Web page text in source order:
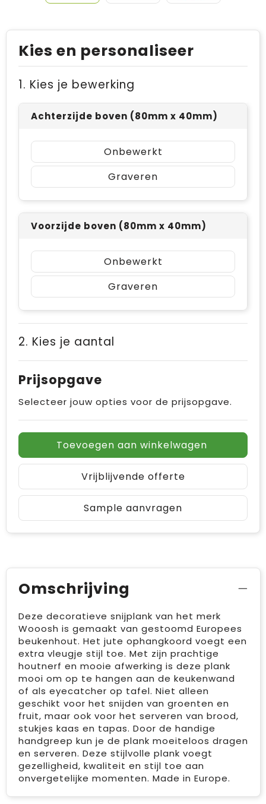
Kies en personaliseer
1. Kies je bewerking
Achterzijde boven (80mm x 40mm)
Onbewerkt
Graveren
Voorzijde boven (80mm x 40mm)
Onbewerkt
Graveren
2. Kies je aantal
Prijsopgave
Selecteer jouw opties voor de prijsopgave.
Toevoegen aan winkelwagen
Vrijblijvende offerte
Sample aanvragen
Omschrijving
Deze decoratieve snijplank van het merk
Wooosh is gemaakt van gestoomd Europees
beukenhout. Het jute ophangkoord voegt een
extra vleugje stijl toe. Met zijn prachtige
houtnerf en mooie afwerking is deze plank
mooi om op te hangen aan de keukenwand
of als eyecatcher op tafel. Niet alleen
geschikt voor het snijden van groenten en
fruit, maar ook voor het serveren van brood,
stukjes kaas en tapas. Door de handige
handgreep kun je de plank moeiteloos dragen
en serveren. Deze stijlvolle plank voegt
gezelligheid, kwaliteit en stijl toe aan
onvergetelijke momenten. Made in Europe.